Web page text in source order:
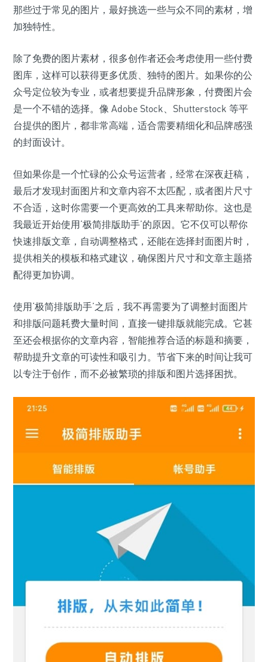
那些过于常见的图片，最好挑选一些与众不同的素材，增
加独特性。
除了免费的图片素材，很多创作者还会考虑使用一些付费
图库，这样可以获得更多优质、独特的图片。如果你的公
众号定位较为专业，或者想要提升品牌形象，付费图片会
是一个不错的选择。像 Adobe Stock、Shutterstock 等平
台提供的图片，都非常高端，适合需要精细化和品牌感强
的封面设计。
但如果你是一个忙碌的公众号运营者，经常在深夜赶稿，
最后才发现封面图片和文章内容不太匹配，或者图片尺寸
不合适，这时你需要一个更高效的工具来帮助你。这也是
我最近开始使用‘极简排版助手’的原因。它不仅可以帮你
快速排版文章，自动调整格式，还能在选择封面图片时，
提供相关的模板和格式建议，确保图片尺寸和文章主题搭
配得更加协调。
使用‘极简排版助手’之后，我不再需要为了调整封面图片
和排版问题耗费大量时间，直接一键排版就能完成。它甚
至还会根据你的文章内容，智能推荐合适的标题和摘要，
帮助提升文章的可读性和吸引力。节省下来的时间让我可
以专注于创作，而不必被繁琐的排版和图片选择困扰。